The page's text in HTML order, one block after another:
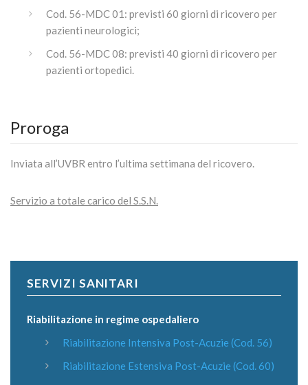
Cod. 56-MDC 01: previsti 60 giorni di ricovero per
pazienti neurologici;
Cod. 56-MDC 08: previsti 40 giorni di ricovero per
pazienti ortopedici.
Proroga
Inviata all’UVBR entro l’ultima settimana del ricovero.
Servizio a totale carico del S.S.N.
SERVIZI SANITARI
Riabilitazione in regime ospedaliero
Riabilitazione Intensiva Post-Acuzie (Cod. 56)
Riabilitazione Estensiva Post-Acuzie (Cod. 60)